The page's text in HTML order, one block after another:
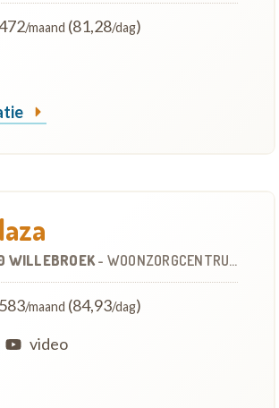
/maand (81,28/dag)
WILLEBROEK- WOONZORGCENTRUM (WZC)
/maand (84,93/dag)
video